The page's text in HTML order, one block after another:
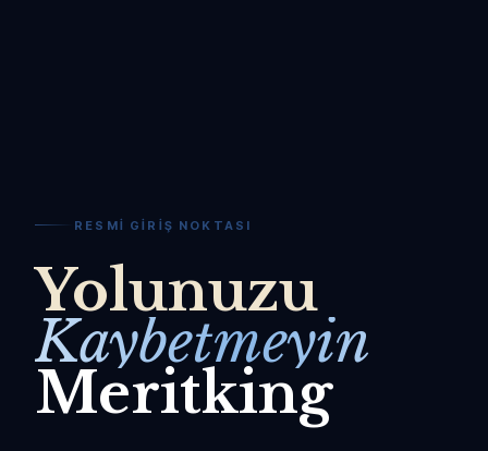
RESMI GIRIŞ NOKTASI
Yolunuzu
Kaybetmeyin
Meritking